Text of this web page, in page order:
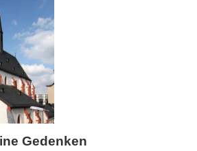
Gedenken